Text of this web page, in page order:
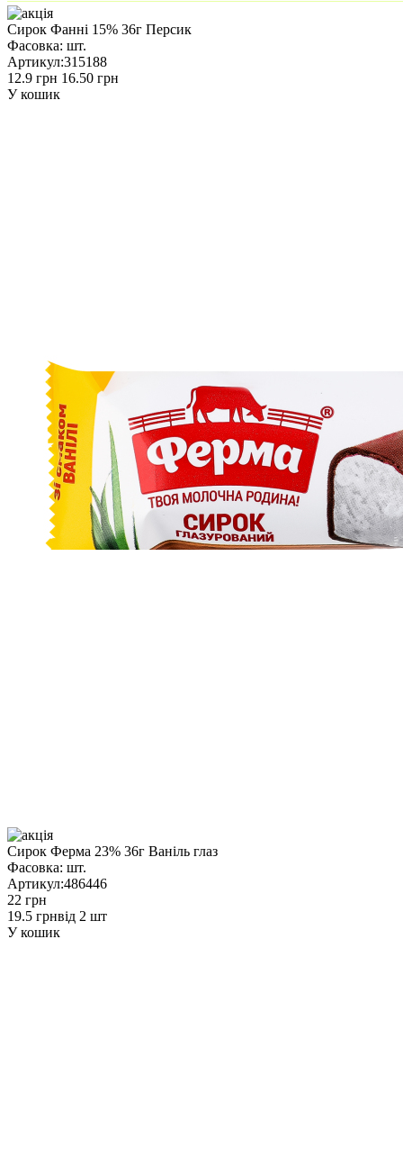
Сирок Фанні 15% 36г Персик
Фасовка: шт.
Артикул:315188
12.9 грн 16.50 грн
У кошик
Сирок Ферма 23% 36г Ваніль глаз
Фасовка: шт.
Артикул:486446
22 грн
19.5 грнвід 2 шт
У кошик